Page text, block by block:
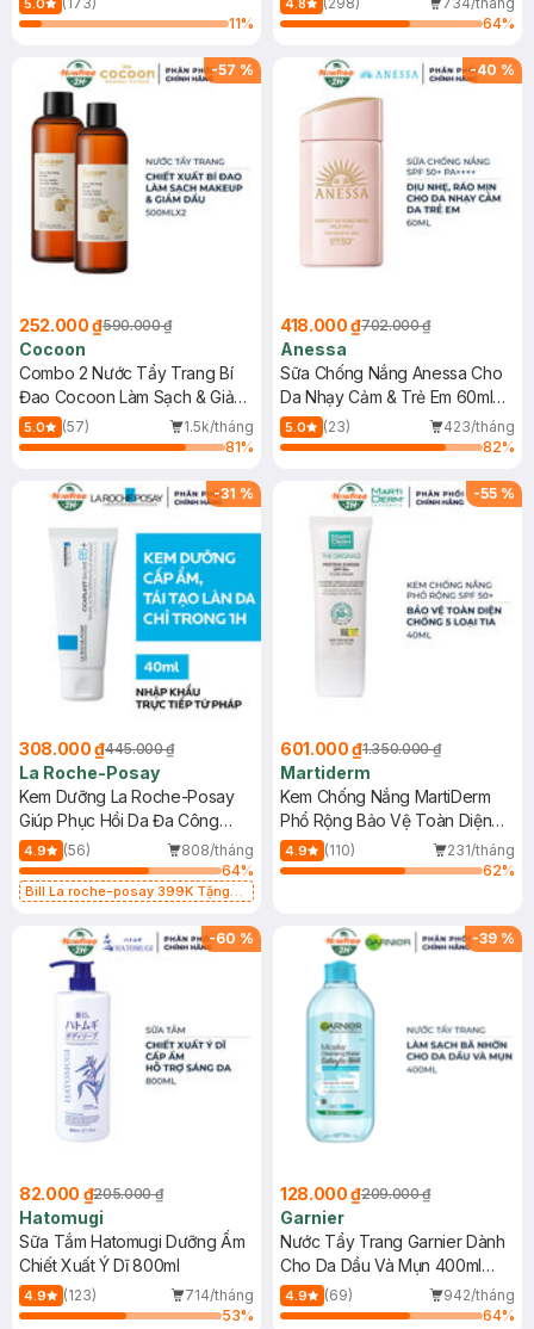
5.0
11%
4.8
64%
-57 %
252.000 ₫590.000 ₫
Cocoon
Combo 2 Nước Tẩy Trang Bí
Đao Cocoon Làm Sạch & Giảm
Dầu 500ml
5.0 (57)
1.5k/tháng
81%
-40 %
418.000 ₫702.000 ₫
Anessa
Sữa Chống Nắng Anessa Cho
Da Nhạy Cảm & Trẻ Em 60ml
(Mới)
5.0 (23)
423/tháng
82%
-31 %
308.000 ₫445.000 ₫
La Roche-Posay
Kem Dưỡng La Roche-Posay
Giúp Phục Hồi Da Đa Công
Dụng 40ml
4.9 (56)
808/tháng
64%
Bill La roche-posay 399K Tặng
(SL có hạn)
-55 %
601.000 ₫1.350.000 ₫
Martiderm
Kem Chống Nắng MartiDerm
Phổ Rộng Bảo Vệ Toàn Diện
40ml
4.9 (110)
231/tháng
62%
-60 %
82.000 ₫205.000 ₫
Hatomugi
Sữa Tắm Hatomugi Dưỡng Ẩm
Chiết Xuất Ý Dĩ 800ml
4.9 (123)
714/tháng
53%
-39 %
128.000 ₫209.000 ₫
Garnier
Nước Tẩy Trang Garnier Dành
Cho Da Dầu Và Mụn 400ml
(Mới)
4.9 (69)
942/tháng
64%